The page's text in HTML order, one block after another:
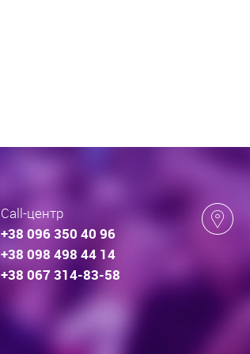
Call-центр
+38 096 350 40 96
+38 098 498 44 14
+38 067 314-83-58